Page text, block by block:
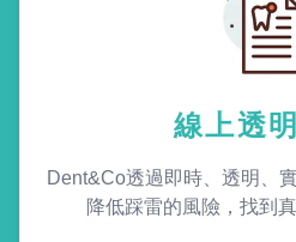
線上透
Dent&Co透過即時、透明、
降低踩雷的風險，找到